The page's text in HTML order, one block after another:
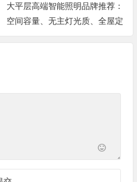
大平层高端智能照明品牌推荐：
空间容量、无主灯光质、全屋定
制、长期售后四个维度全解析